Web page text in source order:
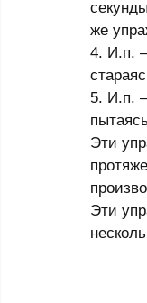
же
4. И.п.
5. И.п.
Эти
Эти